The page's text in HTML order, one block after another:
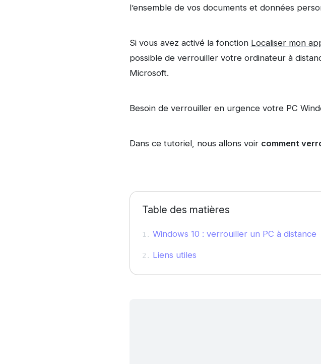
l’ensemble de vos documents et données
Si vous avez activé la fonction Localiser mon
possible de verrouiller votre ordinateur à
Microsoft.
Besoin de verrouiller en urgence votre PC
Dans ce tutoriel, nous allons voir comment
Table des matières
Windows 10 : verrouiller un PC à distance
Liens utiles